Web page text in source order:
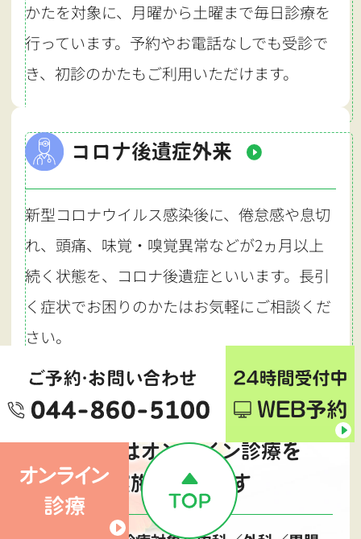
かたを対象に、月曜から土曜まで毎日診療を
行っています。予約やお電話なしでも受診で
き、初診のかたもご利用いただけます。
コロナ後遺症外来
新型コロナウイルス感染後に、倦怠感や息切
れ、頭痛、味覚・嗅覚異常などが2ヵ月以上
続く状態を、コロナ後遺症といいます。長引
く症状でお困りのかたはお気軽にご相談くだ
さい。
当院ではオンライン診療を
実施しています